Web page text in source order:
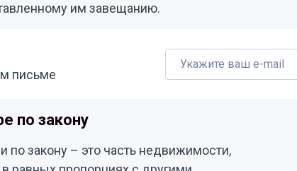
им завещанию.
письме
по закону
по закону – это часть недвижимости,